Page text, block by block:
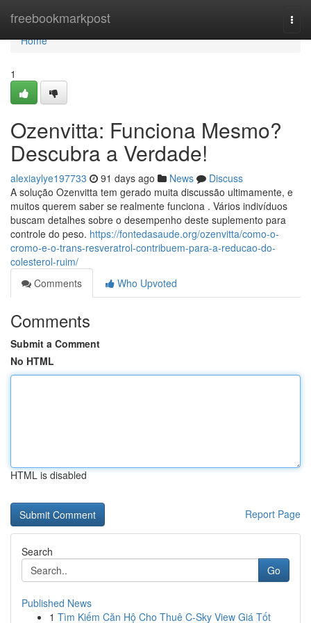
freebookmarkpost
Home
Home
1
Ozenvitta: Funciona Mesmo?
Descubra a Verdade!
alexiaylye197733 91 days ago News
Discuss
A solução Ozenvitta tem gerado muita discussão ultimamente, e
muitos querem saber se realmente funciona . Vários indivíduos
buscam detalhes sobre o desempenho deste suplemento para
controle do peso. https://fontedasaude.org/ozenvitta/como-o-
cromo-e-o-trans-resveratrol-contribuem-para-a-reducao-do-
colesterol-ruim/
Comments
Who Upvoted
Comments
Submit a Comment
No HTML
HTML is disabled
Report Page
Search
Go
Published News
1 Tìm Kiếm Căn Hộ Cho Thuê C-Sky View Giá Tốt